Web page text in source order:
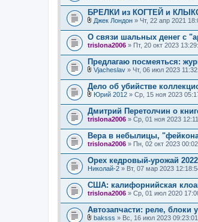
л
о
ж
е
н
и
БРЕЛКИ из КОГТЕЙ и
В
л
о
ж
е
н
и
Джек Лондон » Чт, 22 апр 2021
О связи шальных денег с
trislona2006 » Пт, 20 окт 2023
Предлагаю посмеяться:
л
о
ж
е
н
и
Vjacheslav » Чт, 06 июл 2023
Дело об убийстве
л
о
ж
е
н
и
Юрий 2012 » Ср, 15 ноя 2023
Дмитрий Перетолчин о
trislona2006 » Ср, 01 ноя 2023
Вера в небылицы,
trislona2006 » Пн, 02 окт 2023
Орех кедровый-урожай
Николай-2 » Вт, 07 мар 2023
США: калифорнийская
trislona2006 » Ср, 01 июл 2020
Автозапчасти: реле, блоки
baksss » Вс, 16 июл 2023 09:23:01